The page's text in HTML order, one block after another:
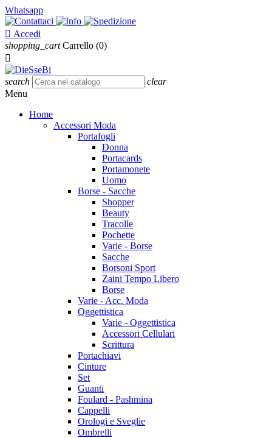
Whatsapp
 Accedi
shopping_cart Carrello (0)

search
clear
Menu
Home
Accessori Moda
Portafogli
Donna
Portacards
Portamonete
Uomo
Borse - Sacche
Shopper
Beauty
Tracolle
Pochette
Varie - Borse
Sacche
Borsoni Sport
Zaini Tempo Libero
Borse
Varie - Acc. Moda
Oggettistica
Varie - Oggettistica
Accessori Cellulari
Scrittura
Portachiavi
Cinture
Set
Guanti
Foulard - Pashmina
Cappelli
Orologi e Sveglie
Ombrelli